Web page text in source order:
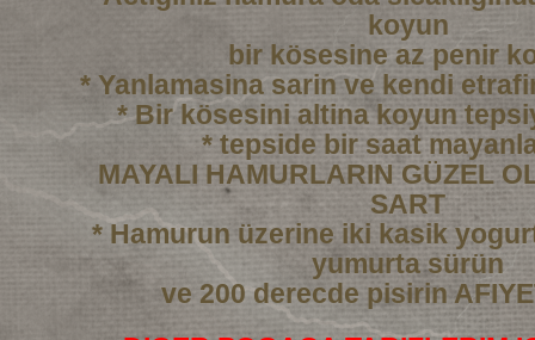
koyun
bir kösesine az penir
* Yanlamasina sarin ve kendi
* Bir kösesini altina koyun
* tepside bir saat
MAYALI HAMURLARIN GÜZEL
SART
* Hamurun üzerine iki kasik
yumurta sürün
ve 200 derecde pisirin